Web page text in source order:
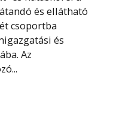
és ellátható
csoportba
és
Az